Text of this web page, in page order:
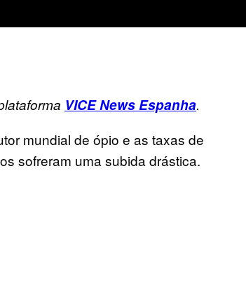
VICE News Espanha.
mundial de ópio e as taxas de
sofreram uma subida drástica.